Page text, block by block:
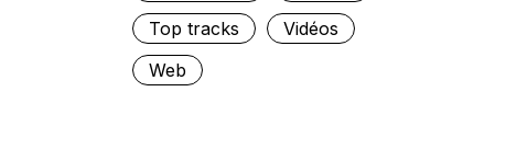
Top tracks
Vidéos
Web